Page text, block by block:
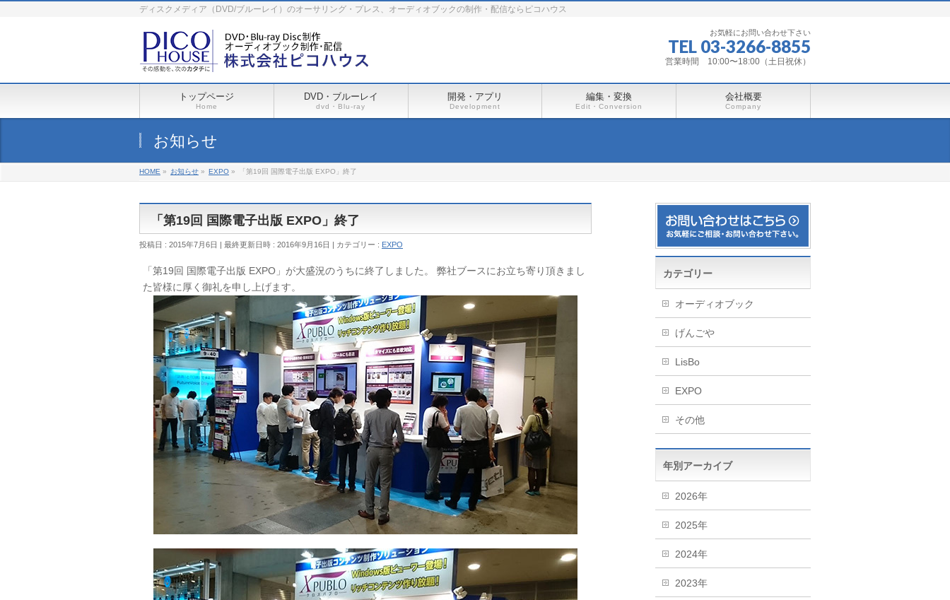
ディスクメディア（DVD/ブルーレイ）のオーサリング・プレス、オーディオブックの制作・配信ならピコハウス
お気軽にお問い合わせ下さい
TEL 03-3266-8855
営業時間 10:00〜18:00（土日祝休）
トップページ
Home
DVD・ブルーレイ
dvd・Blu-ray
開発・アプリ
Development
編集・変換
Edit・Conversion
会社概要
Company
お知らせ
HOME » お知らせ » EXPO » 「第19回 国際電子出版 EXPO」終了
「第19回 国際電子出版 EXPO」終了
投稿日 : 2015年7月6日 最終更新日時 : 2016年9月16日 カテゴリー : EXPO
「第19回 国際電子出版 EXPO」が大盛況のうちに終了しました。 弊社ブースにお立ち寄り頂きまし
た皆様に厚く御礼を申し上げます。
カテゴリー
オーディオブック
げんごや
LisBo
EXPO
その他
年別アーカイブ
2026年
2025年
2024年
2023年